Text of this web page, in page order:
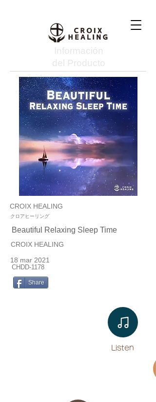
Información
del Producto
CROIX HEALING
クロアヒーリング
Beautiful Relaxing Sleep Time
CROIX HEALING
18 mar 2021
CHDD-1178
Share
Listen​